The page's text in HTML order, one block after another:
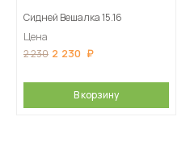
Сидней Вешалка 15.16
Цена
2 230 2 230
В корзину